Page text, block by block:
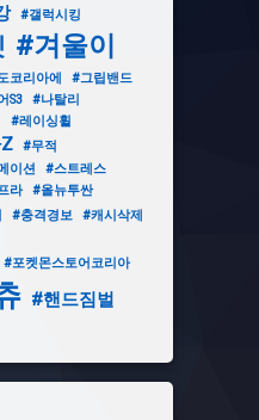
#갤럭시킹
#겨울이
코리아에
#그립밴드
S3
#나탈리
#레이싱휠
#무적
이션
#스트레스
라 #올뉴투싼
#충격경보
#캐시삭제
#포켓몬스토어코리아
#핸드짐벌